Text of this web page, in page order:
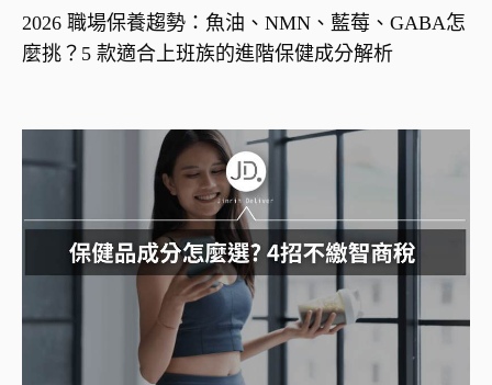
2026 職場保養趨勢：魚油、NMN、藍莓、GABA怎
麼挑？5 款適合上班族的進階保健成分解析